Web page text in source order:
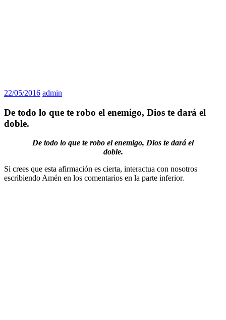
22/05/2016 admin
De todo lo que te robo el enemigo, Dios te dará el
doble.
De todo lo que te robo el enemigo, Dios te dará el
doble.
Si crees que esta afirmación es cierta, interactua con nosotros
escribiendo Amén en los comentarios en la parte inferior.